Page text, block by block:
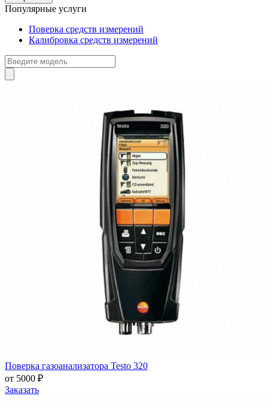
Популярные услуги
Поверка средств измерений
Калибровка средств измерений
Поверка газоанализатора Testo 320
от 5000 ₽
Заказать